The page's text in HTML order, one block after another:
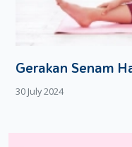
Gerakan Senam
30 July 2024